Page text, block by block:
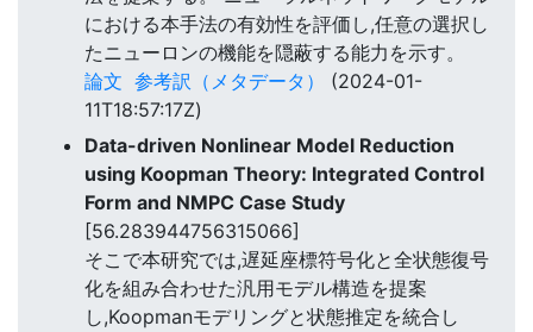
における本手法の有効性を評価し,任意の選択し
たニューロンの機能を隠蔽する能力を示す。
論文 参考訳（メタデータ）
(2024-01-
11T18:57:17Z)
Data-driven Nonlinear Model Reduction
using Koopman Theory: Integrated Control
Form and NMPC Case Study
[56.283944756315066]
そこで本研究では,遅延座標符号化と全状態復号
化を組み合わせた汎用モデル構造を提案
し,Koopmanモデリングと状態推定を統合し